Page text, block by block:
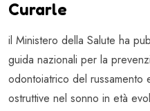
Curarle
il Ministero della Salute ha
guida nazionali per la
odontoiatrico del
ostruttive nel sonno in età